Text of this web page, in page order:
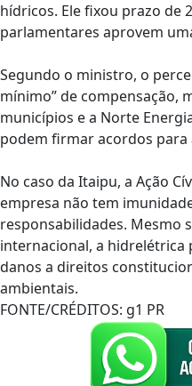
hídricos. Ele fixou prazo de
parlamentares aprovem
Segundo o ministro, o
mínimo” de compensação,
municípios e a Norte
podem firmar acordos para
No caso da Itaipu, a Ação
empresa não tem
responsabilidades. Mesmo
internacional, a hidrelétrica
danos a direitos
ambientais.
FONTE/CRÉDITOS: g1 PR